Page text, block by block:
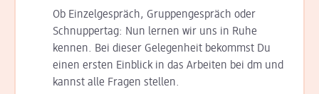
Ob Einzelgespräch, Grup­pen­gespräch oder
Schnup­per­tag: Nun lernen wir uns in Ruhe
kennen. Bei dieser Gelegenheit bekommst Du
einen ersten Einblick in das Arbeiten bei dm und
kannst alle Fragen stellen.